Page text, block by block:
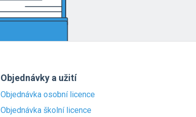
Objednávky a užití
Objednávka osobní licence
Objednávka školní licence